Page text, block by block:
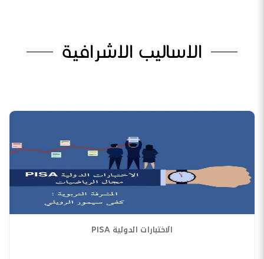
الاساليب الاشرافية
الاختبارات الدولية PISA